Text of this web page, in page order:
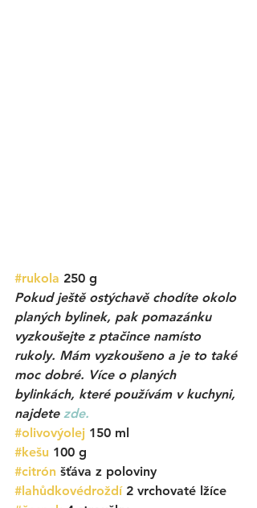
#rukola 250 g
Pokud ještě ostýchavě chodíte okolo
planých bylinek, pak pomazánku
vyzkoušejte z ptačince namísto
rukoly. Mám vyzkoušeno a je to také
moc dobré. Více o planých
bylinkách, které používám v kuchyni,
najdete zde.
#olivovýolej 150 ml
#kešu 100 g
#citrón šťáva z poloviny
#lahůdkovédroždí 2 vrchovaté lžíce